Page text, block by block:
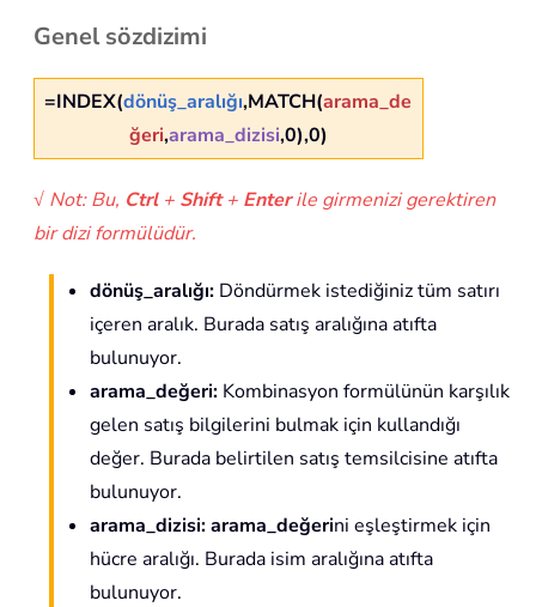
Genel sözdizimi
=INDEX(dönüş_aralığı,MATCH(arama_de
ğeri,arama_dizisi,0),0)
√ Not: Bu, Ctrl+ Shift+ Enterile girmenizi gerektiren
bir dizi formülüdür.
dönüş_aralığı: Döndürmek istediğiniz tüm satırı
içeren aralık. Burada satış aralığına atıfta
bulunuyor.
arama_değeri: Kombinasyon formülünün karşılık
gelen satış bilgilerini bulmak için kullandığı
değer. Burada belirtilen satış temsilcisine atıfta
bulunuyor.
arama_dizisi:arama_değerini eşleştirmek için
hücre aralığı. Burada isim aralığına atıfta
bulunuyor.